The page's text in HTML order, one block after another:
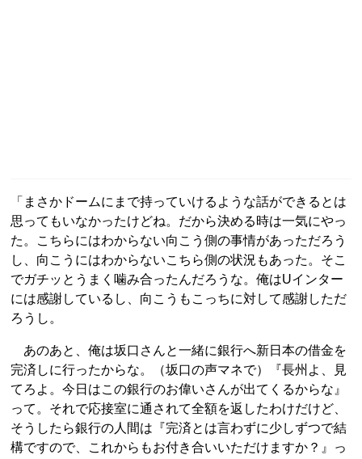
「まさかドームにまで持っていけるような話ができるとは
思ってもいなかったけどね。だから決める時は一気にやっ
た。こちらにはわからない向こう側の事情があっただろう
し、向こうにはわからないこちら側の状況もあった。そこ
でガチッとうまく噛み合ったんだろうな。俺はUインター
には感謝しているし、向こうもこっちに対して感謝しただ
ろうし。
あのあと、俺は坂口さんと一緒に銀行へ新日本の借金を
完済しに行ったからな。（坂口の声マネで）『長州よ、見
てろよ。今日はこの銀行のお偉いさんが出てくるからな』
って。それで応接室に通されて全額を返したわけだけど、
そうしたら銀行の人間は『完済とは言わずに少しずつで結
構ですので、これからもお付き合いいただけますか？』っ